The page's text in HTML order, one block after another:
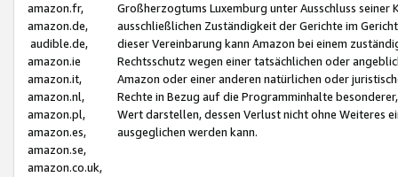
amazon.fr,
amazon.de,
audible.de,
amazon.ie
amazon.it,
amazon.nl,
amazon.pl,
amazon.es,
amazon.se,
amazon.co.uk,
Großherzogtums Luxemburg unter Ausschluss
ausschließlichen Zuständigkeit der Gerichte im
dieser Vereinbarung kann Amazon bei einem
Rechtsschutz wegen einer tatsächlichen oder
Amazon oder einer anderen natürlichen oder
Rechte in Bezug auf die Programminhalte
Wert darstellen, dessen Verlust nicht ohne Weiteres
ausgeglichen werden kann.